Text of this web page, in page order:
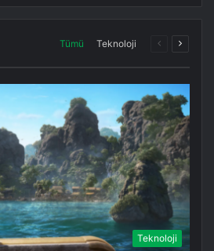
Tümü Teknoloji
ÖncekiSonraki
Teknoloji